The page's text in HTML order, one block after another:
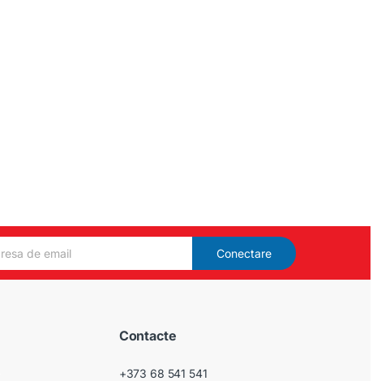
Conectare
Contacte
+373 68 541 541